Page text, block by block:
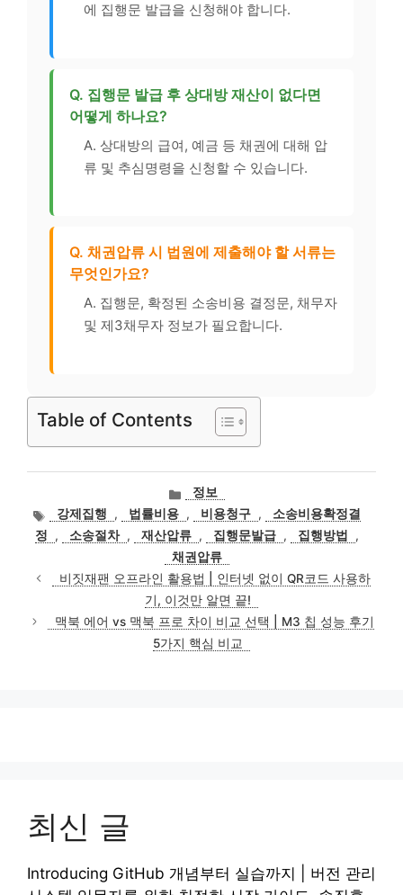
에 집행문 발급을 신청해야 합니다.
Q. 집행문 발급 후 상대방 재산이 없다면
어떻게 하나요?
A. 상대방의 급여, 예금 등 채권에 대해 압
류 및 추심명령을 신청할 수 있습니다.
Q. 채권압류 시 법원에 제출해야 할 서류는
무엇인가요?
A. 집행문, 확정된 소송비용 결정문, 채무자
및 제3채무자 정보가 필요합니다.
Table of Contents
카
고
리
정보
태강제집행 , 법률비용 , 비용청구 ,
소송비용확정결
정
, 소송절차 , 재산압류 , 집행문발급 , 집행방법
,
채권압류
비짓재팬 오프라인 활용법 | 인터넷 없이 QR코드 사용하
기, 이것만 알면 끝!
맥북 에어 vs 맥북 프로 차이 비교 선택 | M3 칩 성능 후기
5가지 핵심 비교
최신 글
Introducing GitHub 개념부터 실습까지 | 버전 관리